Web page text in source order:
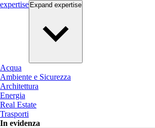
expertise Expand expertise
Acqua
Ambiente e Sicurezza
Architettura
Energia
Real Estate
Trasporti
In evidenza